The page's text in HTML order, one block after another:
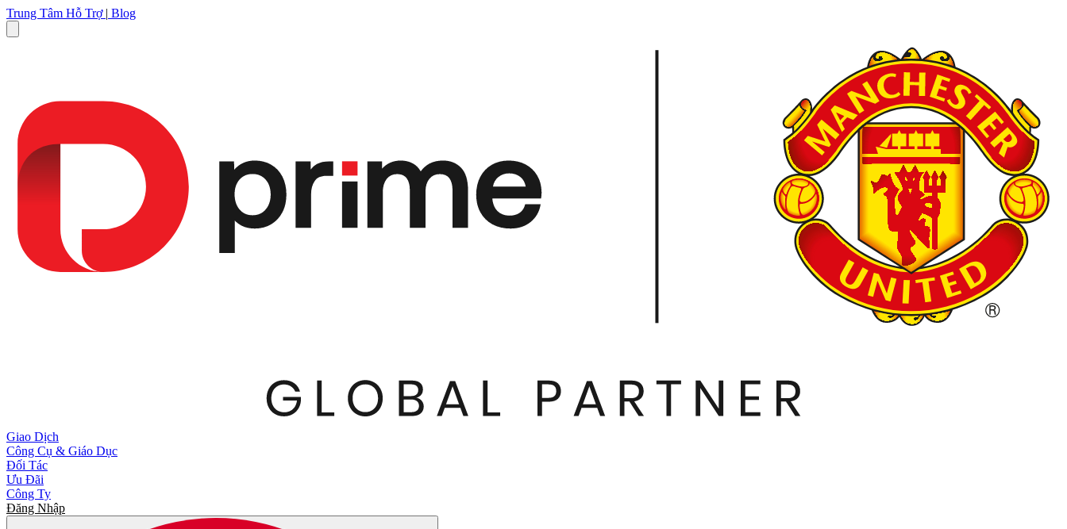
Trung Tâm Hỗ Trợ | Blog
Giao Dịch
Công Cụ & Giáo Dục
Đối Tác
Ưu Đãi
Công Ty
Đăng Nhập